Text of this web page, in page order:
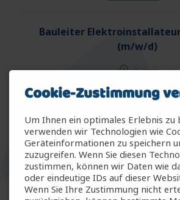
Bauleiter
(m/w/d)
Luzern
Fest - Vollzeit
Bauspengler (m/
Winterthur
Temporär
Cookie-Zustimmung
Um Ihnen ein optimales Erlebnis zu
verwenden wir Technologien wie
Geräteinformationen zu speichern
zuzugreifen. Wenn Sie diesen
zustimmen, können wir Daten wie
oder eindeutige IDs auf dieser
Wenn Sie Ihre Zustimmung nicht